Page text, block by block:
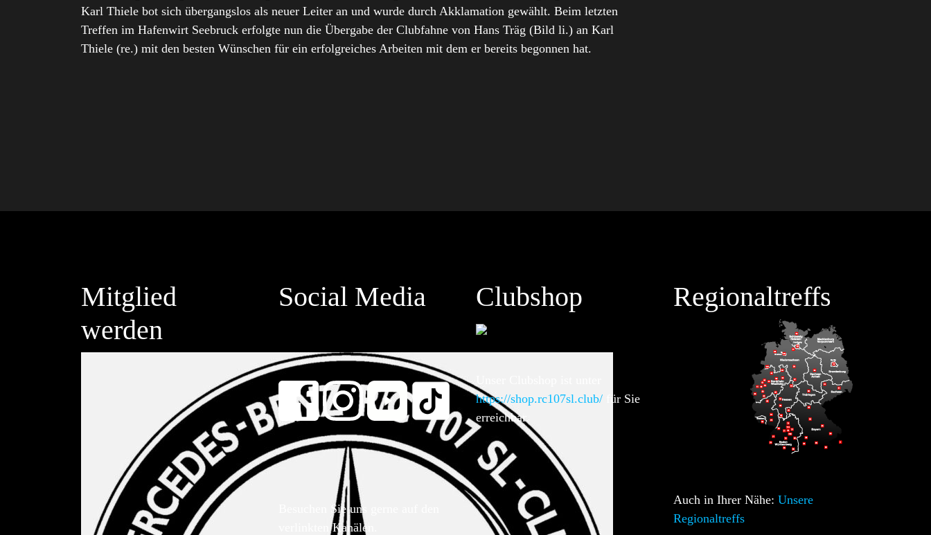
Karl Thiele bot sich übergangslos als neuer Leiter an und wurde durch Akklamation gewählt. Beim letzten
Treffen im Hafenwirt Seebruck erfolgte nun die Übergabe der Clubfahne von Hans Träg (Bild li.) an Karl
Thiele (re.) mit den besten Wünschen für ein erfolgreiches Arbeiten mit dem er bereits begonnen hat.
Mitglied
werden
Social Media
Besuchen Sie uns gerne auf den
verlinkten Kanälen.
Clubshop
https://shop.rc107sl.club/ für Sie
erreichbar.
Regionaltreffs
Auch in Ihrer Nähe: Unsere
Regionaltreffs